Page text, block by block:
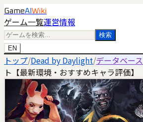
GameAI Wiki
ゲーム一覧運営情報
検索
EN
トップ/Dead by Daylight/データベース
ト【最新環境・おすすめキャラ評価】